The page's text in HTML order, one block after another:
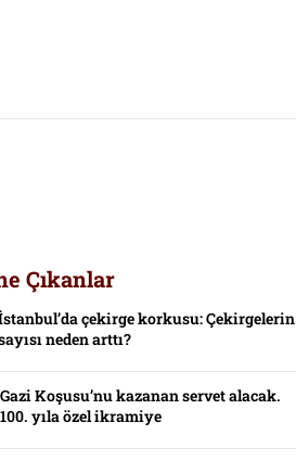
Çıkanlar
çekirge korkusu: Çekirgelerin
neden arttı?
Gazi Koşusu’nu kazanan servet alacak.
100. yıla özel ikramiye